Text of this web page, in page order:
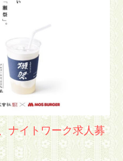
ナイトワーク求人募